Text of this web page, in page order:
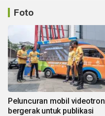
Foto
Peluncuran mobil videotron
bergerak untuk publikasi